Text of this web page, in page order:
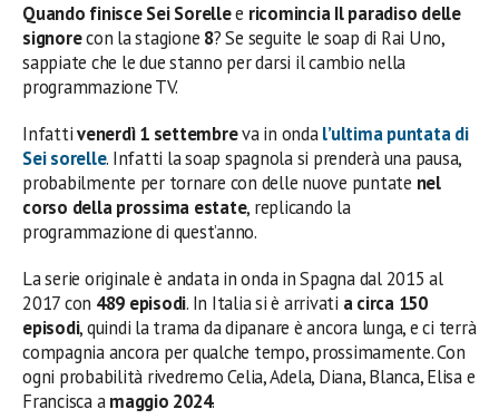
Quando finisce Sei Sorellee ricomincia Il paradiso delle
signorecon la stagione 8? Se seguite le soap di Rai Uno,
sappiate che le due stanno per darsi il cambio nella
programmazione TV.
Infattivenerdì 1 settembreva in ondal’ultima puntata di
Sei sorelle. Infatti la soap spagnola si prenderà una pausa,
probabilmente per tornare con delle nuove puntate nel
corso della prossima estate, replicando la
programmazione di quest’anno.
La serie originale è andata in onda in Spagna dal 2015 al
2017 con 489 episodi. In Italia si è arrivati a circa 150
episodi, quindi la trama da dipanare è ancora lunga, e ci terrà
compagnia ancora per qualche tempo, prossimamente. Con
ogni probabilità rivedremo Celia, Adela, Diana, Blanca, Elisa e
Francisca amaggio 2024.